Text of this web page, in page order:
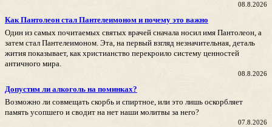
08.8.2026
Как Пантолеон стал Пантелеимоном и почему это важно
Один из самых почитаемых святых врачей сначала носил имя Пантолеон, а
затем стал Пантелеимоном. Эта, на первый взгляд незначительная, деталь
жития показывает, как христианство перекроило систему ценностей
античного мира.
08.8.2026
Допустим ли алкоголь на поминках?
Возможно ли совмещать скорбь и спиртное, или это лишь оскорбляет
память усопшего и сводит на нет наши молитвы за него?
07.8.2026